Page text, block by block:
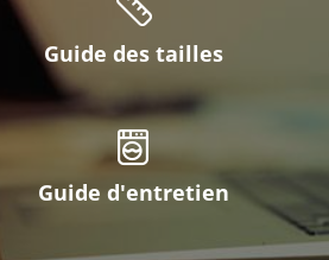
Guide des tailles
Guide d'entretien